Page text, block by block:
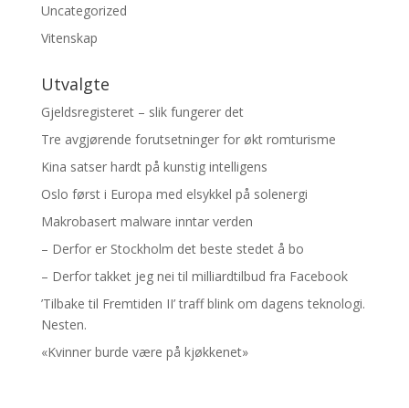
Uncategorized
Vitenskap
Utvalgte
Gjeldsregisteret – slik fungerer det
Tre avgjørende forutsetninger for økt romturisme
Kina satser hardt på kunstig intelligens
Oslo først i Europa med elsykkel på solenergi
Makrobasert malware inntar verden
– Derfor er Stockholm det beste stedet å bo
– Derfor takket jeg nei til milliardtilbud fra Facebook
’Tilbake til Fremtiden II’ traff blink om dagens teknologi.
Nesten.
«Kvinner burde være på kjøkkenet»